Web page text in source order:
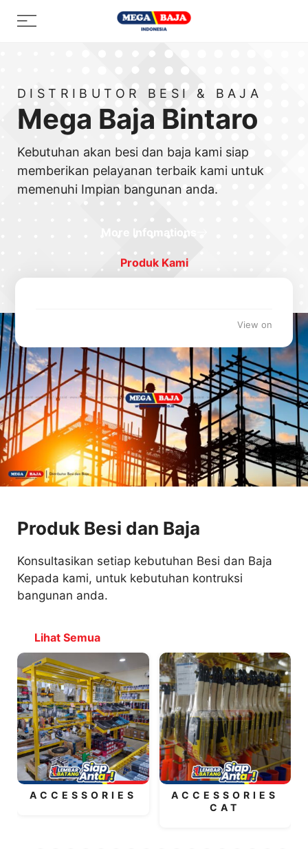
Menu
DISTRIBUTOR BESI & BAJA
Mega Baja Bintaro
Kebutuhan akan besi dan baja kami siap
memberikan pelayanan terbaik kami untuk
memenuhi Impian bangunan anda.
More Infomations
Produk Kami
View on
Produk Besi dan Baja
Konsultasikan setiap kebutuhan Besi dan Baja
Kepada kami, untuk kebutuhan kontruksi
bangunan anda.
Lihat Semua
ACCESSORIES
ACCESSORIES
CAT